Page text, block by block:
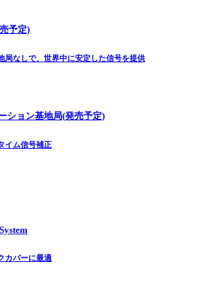
予定)
局なしで、世界中に安定した信号を提供
ション基地局(発売予定)
イム信号補正
カバーに最適